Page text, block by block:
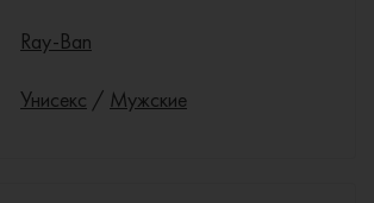
Ray-Ban
Унисекс / Мужские